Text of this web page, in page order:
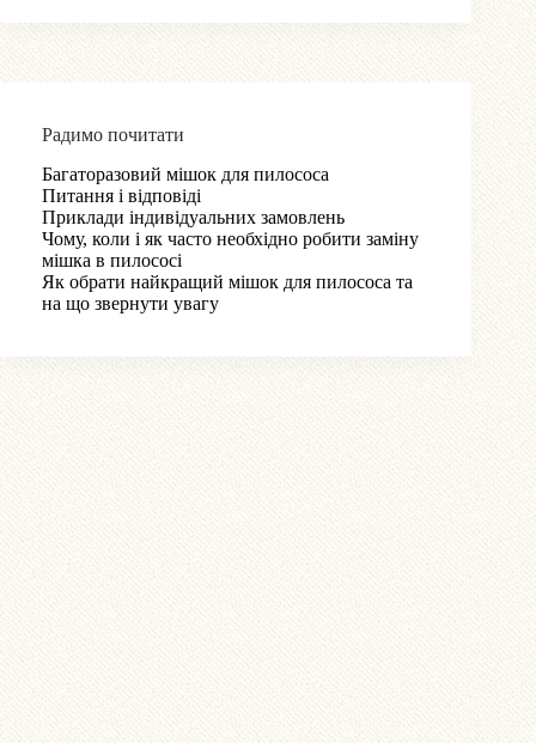
Радимо почитати
Багаторазовий мішок для пилососа
Питання і відповіді
Приклади індивідуальних замовлень
Чому, коли і як часто необхідно робити заміну
мішка в пилососі
Як обрати найкращий мішок для пилососа та
на що звернути увагу